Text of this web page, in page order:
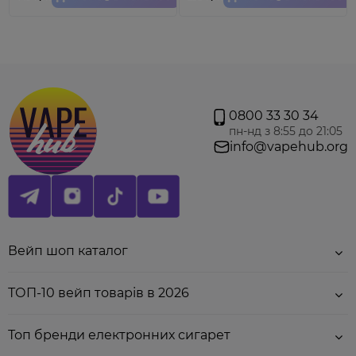
- У велику баночку залити нікобустер (за бажанням
нікобустер можна не додавати зовсім) і після цього -
гліцерин.
- Збовтати все протягом 1-2 хвилин.
- Дати готовій суміші настоятись 5 хв.
Обов'язково збовтуйте баночку перед кожною
0800 33 30 34
пн-нд з 8:55 до 21:05
info@vapehub.org
Вейп шоп каталог
ТОП-10 вейп товарів в 2026
Топ бренди електронних сигарет